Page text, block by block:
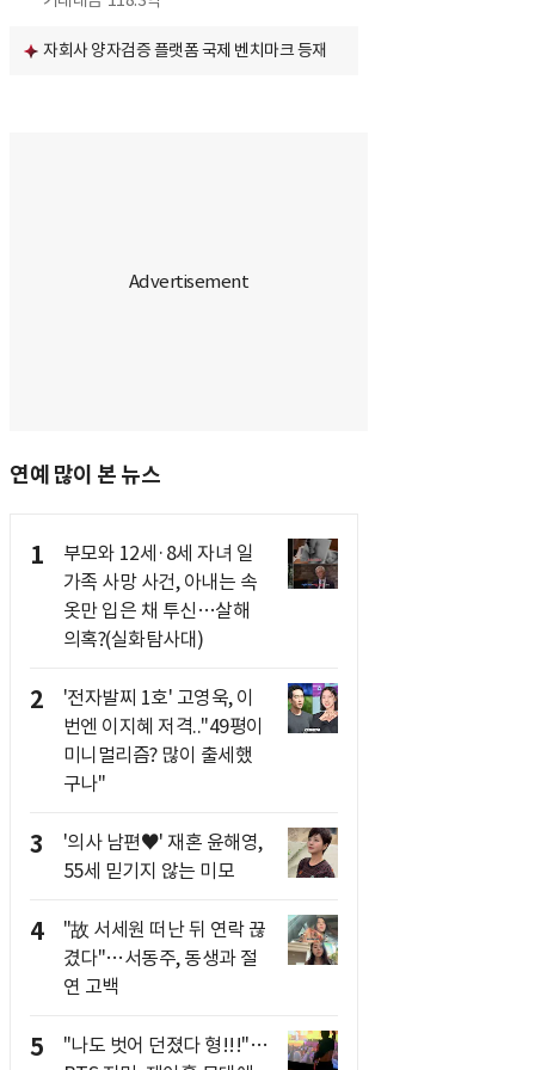
자회사 양자검증 플랫폼 국제 벤치마크 등재
연예 많이 본 뉴스
1
부모와 12세·8세 자녀 일
가족 사망 사건, 아내는 속
옷만 입은 채 투신…살해
의혹?(실화탐사대)
2
'전자발찌 1호' 고영욱, 이
번엔 이지혜 저격.."49평이
미니멀리즘? 많이 출세했
구나"
3
'의사 남편♥' 재혼 윤해영,
55세 믿기지 않는 미모
4
"故 서세원 떠난 뒤 연락 끊
겼다"…서동주, 동생과 절
연 고백
5
"나도 벗어 던졌다 형!!!"…